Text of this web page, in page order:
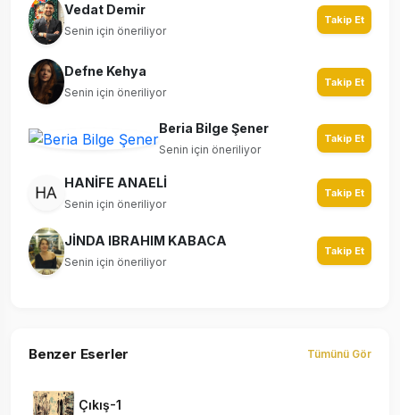
Vedat Demir
Senin için öneriliyor
Takip Et
Defne Kehya
Senin için öneriliyor
Takip Et
Beria Bilge Şener
Senin için öneriliyor
Takip Et
HANİFE ANAELİ
Senin için öneriliyor
Takip Et
JİNDA IBRAHIM KABACA
Senin için öneriliyor
Takip Et
Benzer Eserler Tümünü Gör
Çıkış-1